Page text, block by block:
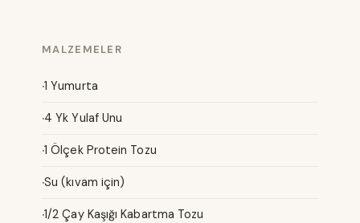
MALZEMELER
1 Yumurta
4 Yk Yulaf Unu
1 Ölçek Protein Tozu
Su (kıvam için)
1/2 Çay Kaşığı Kabartma Tozu